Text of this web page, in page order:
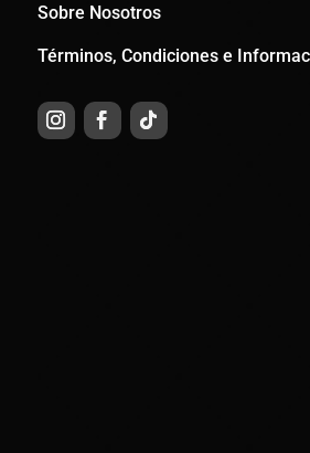
Sobre Nosotros
Términos, Condiciones e